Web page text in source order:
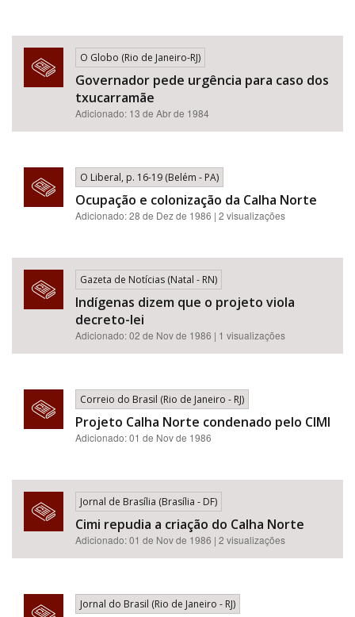
O Globo (Rio de Janeiro-RJ)
Governador pede urgência para caso dos
txucarramãe
Adicionado: 13 de Abr de 1984
O Liberal, p. 16-19 (Belém - PA)
Ocupação e colonização da Calha Norte
Adicionado: 28 de Dez de 1986 | 2 visualizações
Gazeta de Notícias (Natal - RN)
Indígenas dizem que o projeto viola
decreto-lei
Adicionado: 02 de Nov de 1986 | 1 visualizações
Correio do Brasil (Rio de Janeiro - RJ)
Projeto Calha Norte condenado pelo CIMI
Adicionado: 01 de Nov de 1986
Jornal de Brasília (Brasília - DF)
Cimi repudia a criação do Calha Norte
Adicionado: 01 de Nov de 1986 | 2 visualizações
Jornal do Brasil (Rio de Janeiro - RJ)